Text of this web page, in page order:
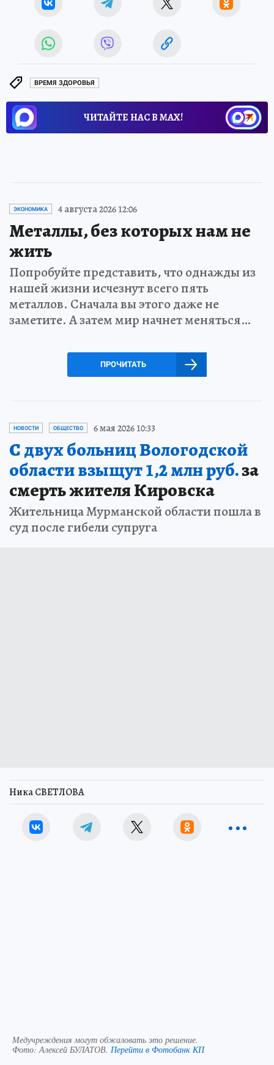
ВРЕМЯ ЗДОРОВЬЯ
ЧИТАЙТЕ НАС В МАХ!
ЭКОНОМИКА 4 августа 2026 12:06
Металлы, без которых нам не
жить
Попробуйте представить, что однажды из
нашей жизни исчезнут всего пять
металлов. Сначала вы этого даже не
заметите. А затем мир начнет меняться…
ПРОЧИТАТЬ
НОВОСТИ ОБЩЕСТВО 6 мая 2026 10:33
С двух больниц Вологодской
области взыщут 1,2 млн руб.за
смерть жителя Кировска
Жительница Мурманской области пошла в
суд после гибели супруга
Ника СВЕТЛОВА
Медучреждения могут обжаловать это решение.
Фото:Алексей БУЛАТОВ. Перейти в Фотобанк КП